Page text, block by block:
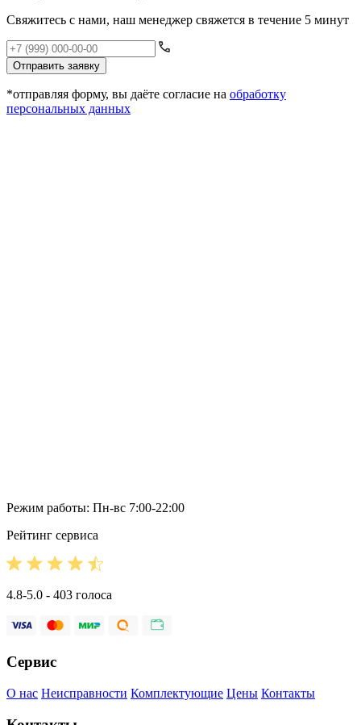
Свяжитесь с нами, наш менеджер свяжется в течение 5 минут
Отправить заявку
*отправляя форму, вы даёте согласие на обработку
персональных данных
Режим работы: Пн-вс 7:00-22:00
Рейтинг сервиса
4.8-5.0 - 403 голоса
Сервис
О нас Неисправности Комплектующие Цены Контакты